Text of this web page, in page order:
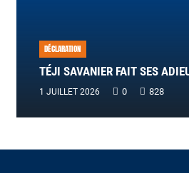
DÉCLARATION
TÉJI SAVANIER FAIT SES
1 JUILLET 2026 0 828